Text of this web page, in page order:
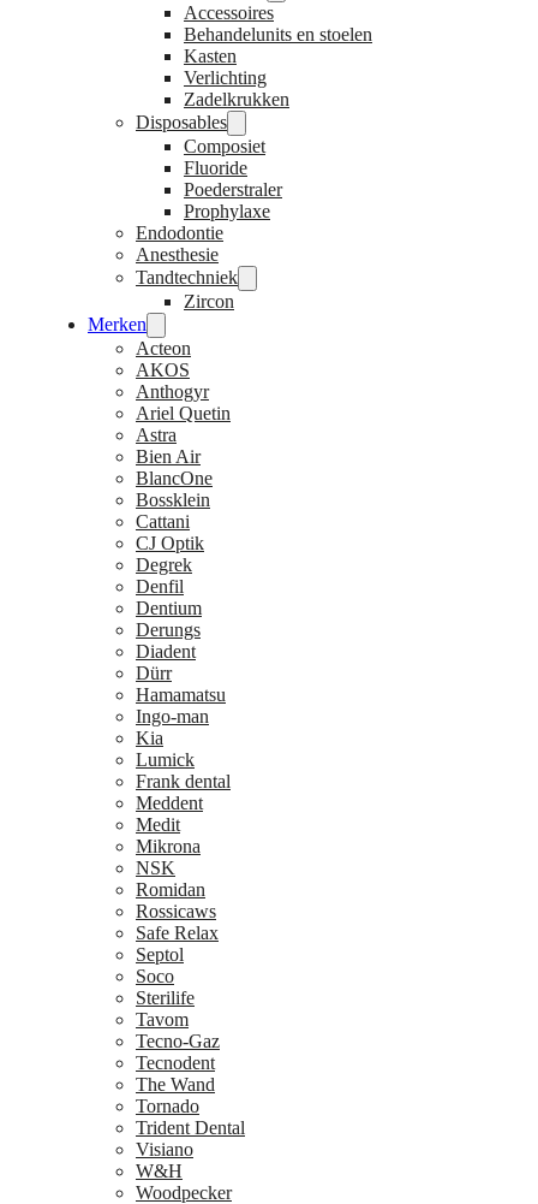
Accessoires
Behandelunits en stoelen
Kasten
Verlichting
Zadelkrukken
Disposables
Composiet
Fluoride
Poederstraler
Prophylaxe
Endodontie
Anesthesie
Tandtechniek
Zircon
Merken
Acteon
AKOS
Anthogyr
Ariel Quetin
Astra
Bien Air
BlancOne
Bossklein
Cattani
CJ Optik
Degrek
Denfil
Dentium
Derungs
Diadent
Dürr
Hamamatsu
Ingo-man
Kia
Lumick
Frank dental
Meddent
Medit
Mikrona
NSK
Romidan
Rossicaws
Safe Relax
Septol
Soco
Sterilife
Tavom
Tecno-Gaz
Tecnodent
The Wand
Tornado
Trident Dental
Visiano
W&H
Woodpecker